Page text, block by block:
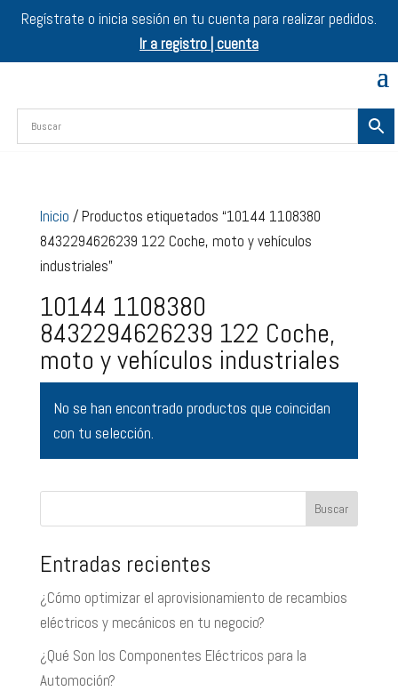
Regístrate o inicia sesión en tu cuenta para realizar pedidos.
Ir a registro | cuenta
Inicio / Productos etiquetados “10144 1108380
8432294626239 122 Coche, moto y vehículos
industriales”
10144 1108380
8432294626239 122 Coche,
moto y vehículos industriales
No se han encontrado productos que coincidan
con tu selección.
Buscar
Entradas recientes
¿Cómo optimizar el aprovisionamiento de recambios
eléctricos y mecánicos en tu negocio?
¿Qué Son los Componentes Eléctricos para la
Automoción?